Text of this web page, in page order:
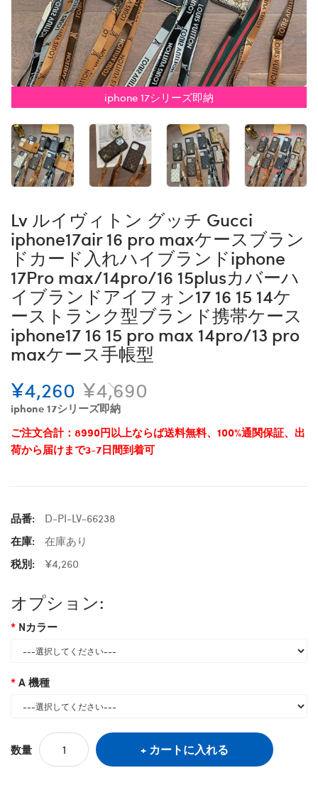
iphone 17シリーズ即納
Lv ルイヴィトン グッチ Gucci
iphone17air 16 pro maxケースブラン
ドカード入れハイブランドiphone
17Pro max/14pro/16 15plusカバーハ
イブランドアイフォン17 16 15 14ケ
ーストランク型ブランド携帯ケース
iphone17 16 15 pro max 14pro/13 pro
maxケース手帳型
¥4,260 ¥4,690
iphone 17シリーズ即納
ご注文合計：8990円以上ならば送料無料、100%通関保証、出
荷から届けまで3-7日間到着可
品番:
D-PI-LV-66238
在庫:
在庫あり
税別:
¥4,260
オプション:
Nカラー
A 機種
数量 カートに入れる